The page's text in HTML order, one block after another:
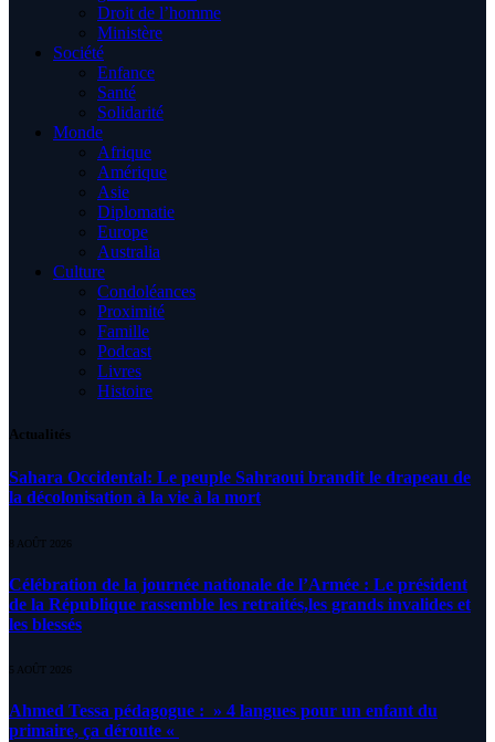
Droit de l’homme
Ministère
Société
Enfance
Santé
Solidarité
Monde
Afrique
Amérique
Asie
Diplomatie
Europe
Australia
Culture
Condoléances
Proximité
Famille
Podcast
Livres
Histoire
Actualités
Sahara Occidental: Le peuple Sahraoui brandit le drapeau de
la décolonisation à la vie à la mort
8 AOÛT 2026
Célébration de la journée nationale de l’Armée : Le président
de la République rassemble les retraités,les grands invalides et
les blessés
5 AOÛT 2026
Ahmed Tessa pédagogue : » 4 langues pour un enfant du
primaire, ça déroute «